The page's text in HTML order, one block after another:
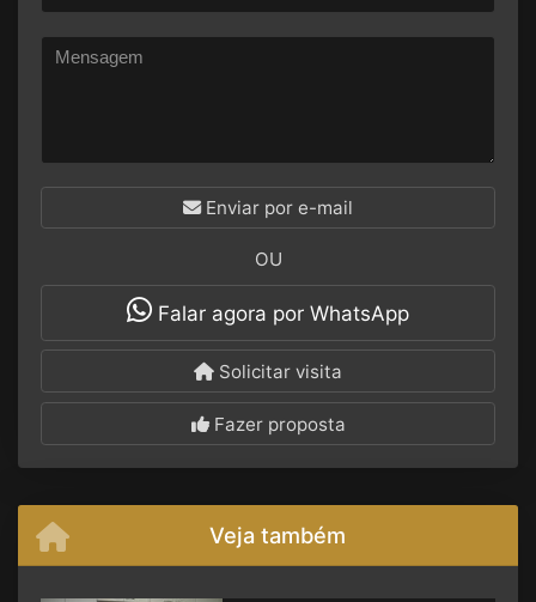
Enviar por e-mail
OU
Falar agora por WhatsApp
Solicitar visita
Fazer proposta
Veja também